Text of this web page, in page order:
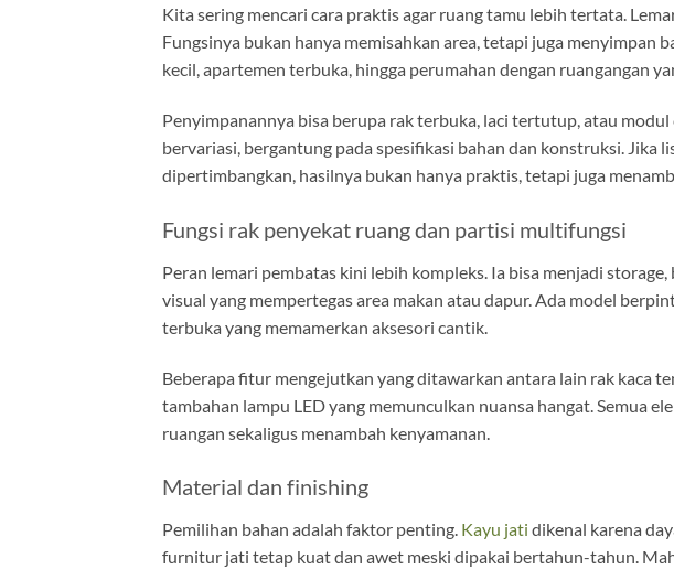
Kita sering mencari cara praktis agar ruang tamu lebih tertata.
Fungsinya bukan hanya memisahkan area, tetapi juga menyimpan
kecil, apartemen terbuka, hingga perumahan dengan ruangangan
Penyimpanannya bisa berupa rak terbuka, laci tertutup, atau
bervariasi, bergantung pada spesifikasi bahan dan konstruksi. Jika
dipertimbangkan, hasilnya bukan hanya praktis, tetapi juga
Fungsi rak penyekat ruang dan partisi multifungsi
Peran lemari pembatas kini lebih kompleks. Ia bisa menjadi
visual yang mempertegas area makan atau dapur. Ada model
terbuka yang memamerkan aksesori cantik.
Beberapa fitur mengejutkan yang ditawarkan antara lain rak kaca
tambahan lampu LED yang memunculkan nuansa hangat. Semua
ruangan sekaligus menambah kenyamanan.
Material dan finishing
Pemilihan bahan adalah faktor penting. Kayu jati dikenal karena
furnitur jati tetap kuat dan awet meski dipakai bertahun-tahun.